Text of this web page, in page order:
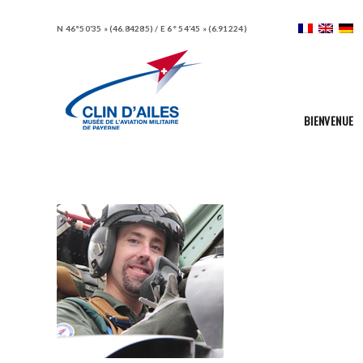
N 46°50’35 » (46.84285) / E 6° 54’45 » (6.91224)
BIENVENUE